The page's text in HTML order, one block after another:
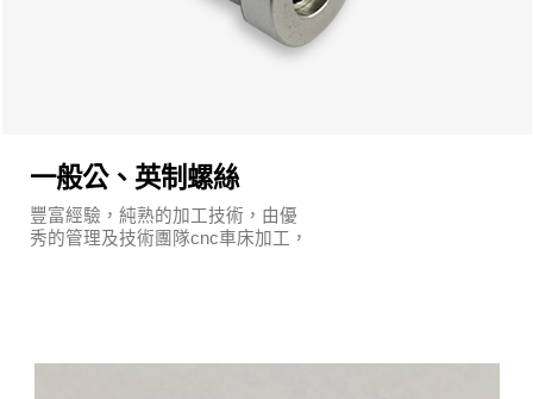
一般公、英制螺絲
豐富經驗，純熟的加工技術，由優
秀的管理及技術團隊cnc車床加工，